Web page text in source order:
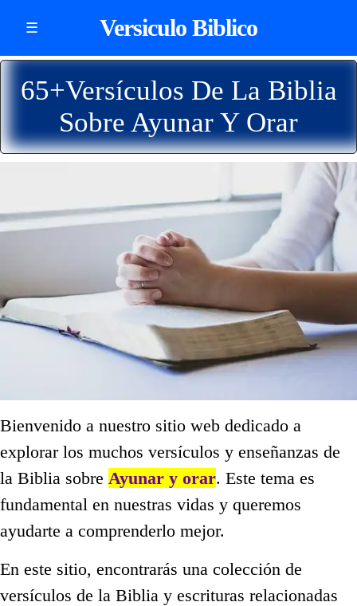
☰ Versiculo Biblico
65+Versículos De La Biblia
Sobre Ayunar Y Orar
Bienvenido a nuestro sitio web dedicado a
explorar los muchos versículos y enseñanzas de
la Biblia sobre Ayunar y orar. Este tema es
fundamental en nuestras vidas y queremos
ayudarte a comprenderlo mejor.
En este sitio, encontrarás una colección de
versículos de la Biblia y escrituras relacionadas